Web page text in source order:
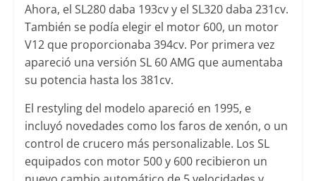
Ahora, el SL280 daba 193cv y el SL320 daba 231cv.
También se podía elegir el motor 600, un motor
V12 que proporcionaba 394cv. Por primera vez
apareció una versión SL 60 AMG que aumentaba
su potencia hasta los 381cv.
El restyling del modelo apareció en 1995, e
incluyó novedades como los faros de xenón, o un
control de crucero más personalizable. Los SL
equipados con motor 500 y 600 recibieron un